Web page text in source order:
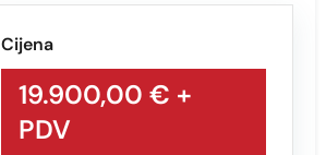
Cijena
19.900,00 € +
PDV